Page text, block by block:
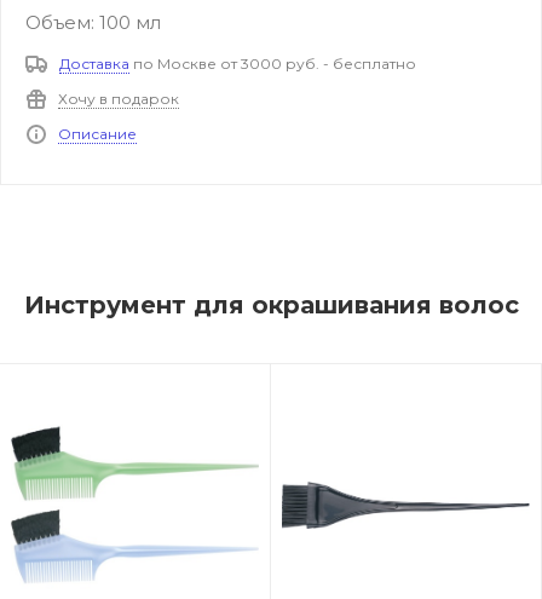
Объем: 100 мл
Доставка по Москве от 3000 руб. - бесплатно
Хочу в подарок
Описание
Инструмент для окрашивания волос